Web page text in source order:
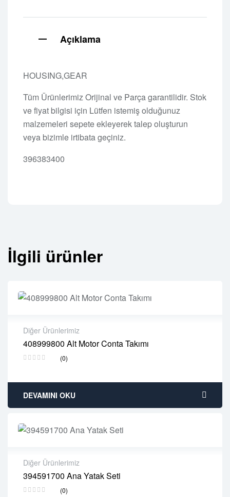
Açıklama
HOUSING,GEAR
Tüm Ürünlerimiz Orijinal ve Parça garantilidir. Stok
ve fiyat bilgisi için Lütfen istemiş olduğunuz
malzemeleri sepete ekleyerek talep oluşturun
veya bizimle irtibata geçiniz.
396383400
İlgili ürünler
Diğer Ürünlerimiz
408999800 Alt Motor Conta Takımı
(0)
2 years warranty
Delivery time: 1-2 business days
DEVAMINI OKU
Diğer Ürünlerimiz
394591700 Ana Yatak Seti
(0)
2 years warranty
Delivery time: 1-2 business days